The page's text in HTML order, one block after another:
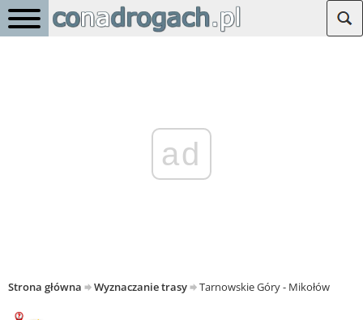
ad
Strona główna Wyznaczanie trasy Tarnowskie Góry - Mikołów